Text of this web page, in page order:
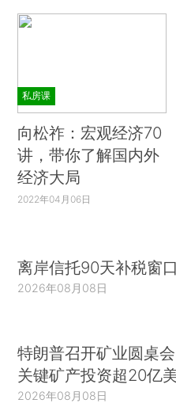
私房课
向松祚：宏观经济70
讲，带你了解国内外
经济大局
2022年04月06日
离岸信托90天补税窗
2026年08月08日
特朗普召开矿业圆桌
关键矿产投资超20亿
2026年08月08日